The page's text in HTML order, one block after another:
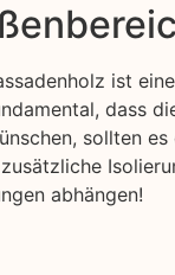
ist
dass
sollten
abhängen!